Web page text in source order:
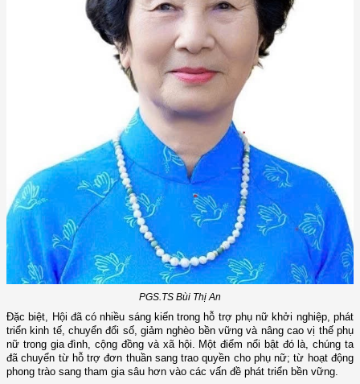
PGS.TS Bùi Thị An
Đặc biệt, Hội đã có nhiều sáng kiến trong hỗ trợ phụ nữ khởi nghiệp, phát
triển kinh tế, chuyển đổi số, giảm nghèo bền vững và nâng cao vị thế phụ
nữ trong gia đình, cộng đồng và xã hội. Một điểm nổi bật đó là, chúng ta
đã chuyển từ hỗ trợ đơn thuần sang trao quyền cho phụ nữ; từ hoạt động
phong trào sang tham gia sâu hơn vào các vấn đề phát triển bền vững.